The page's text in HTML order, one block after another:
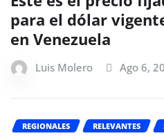
para el dólar
en Venezuela
Luis Molero Ago 6,
REGIONALES RELEVANTES